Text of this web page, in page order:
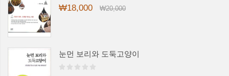
₩18,000 ₩20,000
눈먼 보리와 도둑고양이